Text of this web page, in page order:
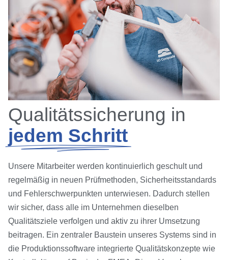
Qualitäts­sicherung in
jedem Schritt
Unsere Mitarbeiter werden kontinuierlich geschult und
regelmäßig in neuen Prüfmethoden, Sicherheitsstandards
und Fehlerschwerpunkten unterwiesen. Dadurch stellen
wir sicher, dass alle im Unternehmen dieselben
Qualitätsziele verfolgen und aktiv zu ihrer Umsetzung
beitragen. Ein zentraler Baustein unseres Systems sind in
die Produktionssoftware integrierte Qualitätskonzepte wie